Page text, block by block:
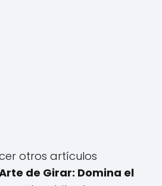
otros artículos
de Girar: Domina el